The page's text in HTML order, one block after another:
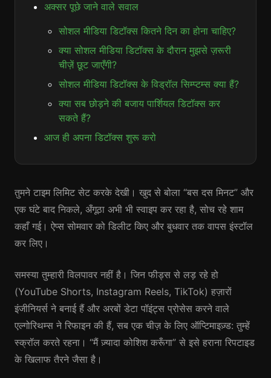
अक्सर पूछे जाने वाले सवाल
सोशल मीडिया डिटॉक्स कितने दिन का होना चाहिए?
क्या सोशल मीडिया डिटॉक्स के दौरान मुझसे ज़रूरी
चीज़ें छूट जाएँगी?
सोशल मीडिया डिटॉक्स के विड्रॉल सिम्प्टम्स क्या हैं?
क्या सब छोड़ने की बजाय पार्शियल डिटॉक्स कर
सकते हैं?
आज ही अपना डिटॉक्स शुरू करो
तुमने टाइम लिमिट सेट करके देखी। खुद से बोला “बस दस मिनट” और
एक घंटे बाद निकले, अँगूठा अभी भी स्वाइप कर रहा है, सोच रहे शाम
कहाँ गई। ऐप्स सोमवार को डिलीट किए और बुधवार तक वापस इंस्टॉल
कर लिए।
समस्या तुम्हारी विलपावर नहीं है। जिन फीड्स से लड़ रहे हो
(YouTube Shorts, Instagram Reels, TikTok) हज़ारों
इंजीनियर्स ने बनाई हैं और अरबों डेटा पॉइंट्स प्रोसेस करने वाले
एल्गोरिथम्स ने रिफाइन की हैं, सब एक चीज़ के लिए ऑप्टिमाइज़्ड: तुम्हें
स्क्रॉल करते रहना। “मैं ज़्यादा कोशिश करूँगा” से इसे हराना रिपटाइड
के खिलाफ तैरने जैसा है।